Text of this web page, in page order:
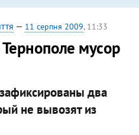
— 11 серпня 2009, 11:33
мусор
два
не вывозят из